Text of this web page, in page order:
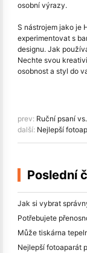
osobní výrazy.
S nástrojem jako je
experimentovat s
designu. Jak
Nechte svou
osobnost a styl do
prev: Ruční psaní vs.
další: Nejlepší
Poslední
Nejlepší fotoaparát